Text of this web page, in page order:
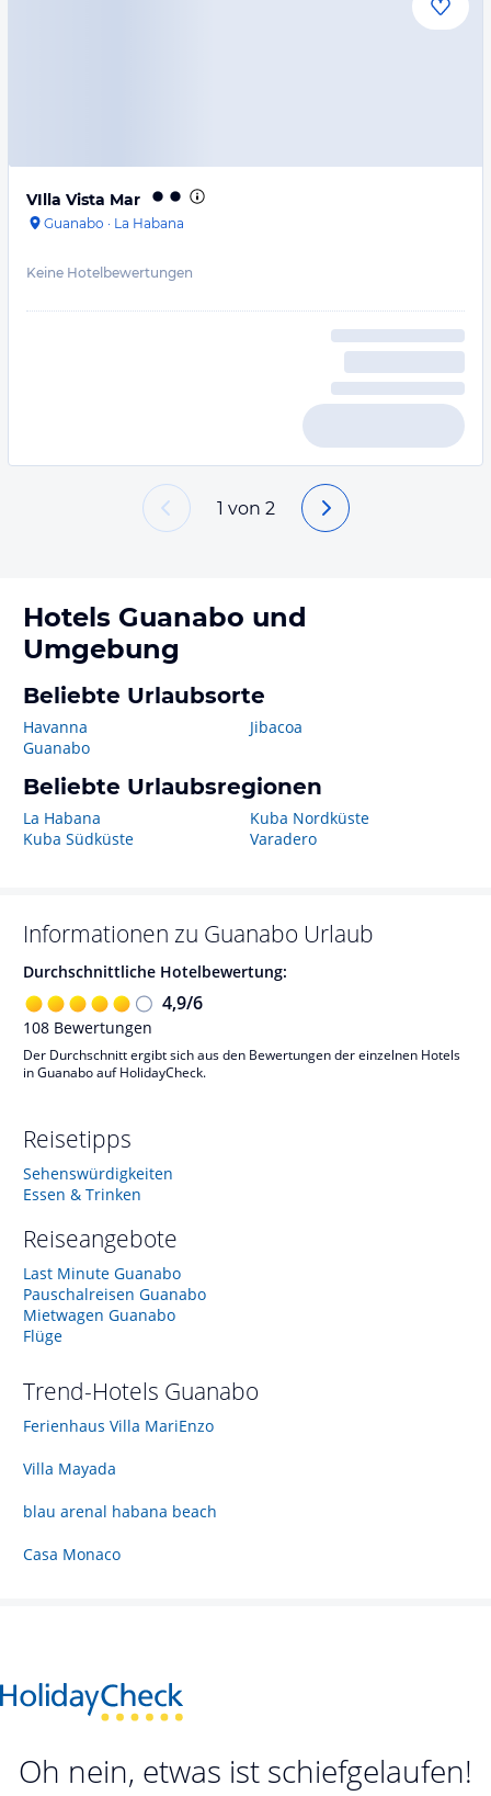
VIlla Vista Mar
Guanabo · La Habana
Keine Hotelbewertungen
1 von 2
Hotels Guanabo und
Umgebung
Beliebte Urlaubsorte
Havanna
Guanabo
Jibacoa
Beliebte Urlaubsregionen
La Habana
Kuba Südküste
Kuba Nordküste
Varadero
Informationen zu Guanabo Urlaub
Durchschnittliche Hotelbewertung:
4,9/6
108 Bewertungen
Der Durchschnitt ergibt sich aus den Bewertungen der einzelnen Hotels
in Guanabo auf HolidayCheck.
Reisetipps
Sehenswürdigkeiten
Essen & Trinken
Reiseangebote
Last Minute Guanabo
Pauschalreisen Guanabo
Mietwagen Guanabo
Flüge
Trend-Hotels Guanabo
Ferienhaus Villa MariEnzo
Villa Mayada
blau arenal habana beach
Casa Monaco
Oh nein, etwas ist schiefgelaufen!